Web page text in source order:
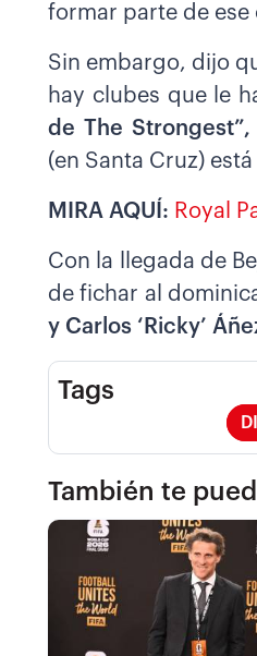
formar parte de ese
Sin embargo, dijo
hay clubes que le
de The
(en Santa Cruz)
MIRA AQUÍ: Royal
Con la llegada de
de fichar al
y Carlos ‘Ricky’
Tags
También te